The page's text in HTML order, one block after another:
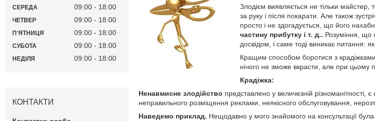
Злодієм виявляється не тільки
за руку і після покарати. Але також
просто і не здогадується, що його
частину прибутку і т. д.. Розуміння, що
досвідом, і саме тоді виникає питання:
Кращим способом боротися з
нічого не зможе вкрасти, але при цьому
Крадіжка:
Ненавмисне злодійство представлено у величезній різноманітності,
неправильного розміщення реклами, неякісного обслуговування,
Наведемо приклад. Нещодавно у мого знайомого на консультації була
СЕРЕДА 09:00 18:00
ЧЕТВЕР 09:00 18:00
ПʼЯТНИЦЯ 09:00 18:00
СУБОТА 09:00 18:00
НЕДІЛЯ 09:00 18:00
КОНТАКТИ